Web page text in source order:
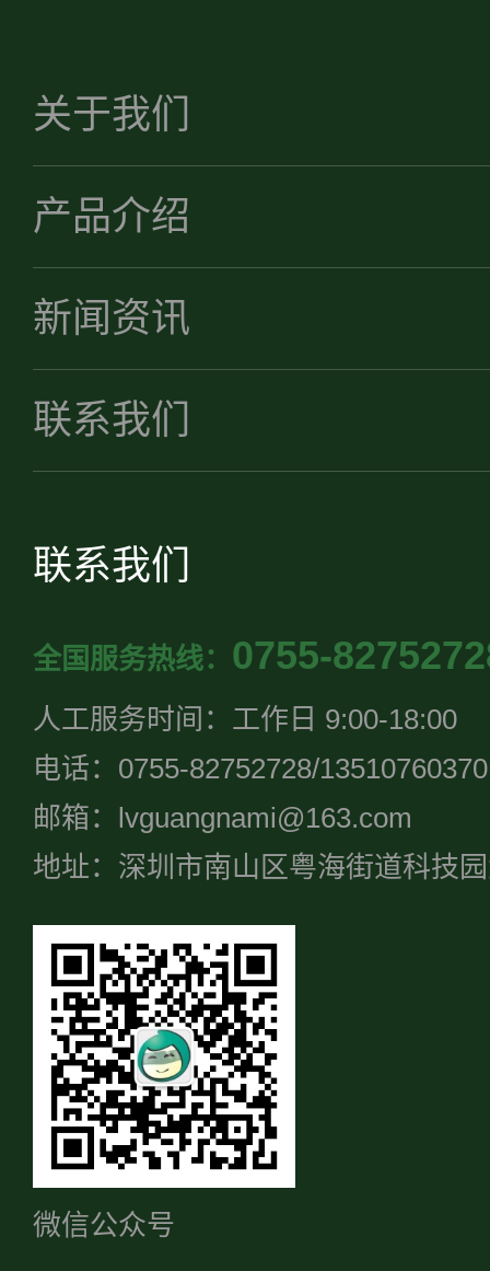
关于我们
产品介绍
新闻资讯
联系我们
联系我们
全国服务热线： 0755-
人工服务时间：工作日 9:00-18:00
电话：0755-82752728/13510760370
邮箱：lvguangnami@163.com
地址：深圳市南山区粤海街道科技
微信公众号